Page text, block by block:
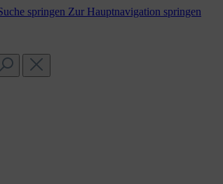
springen Zur Hauptnavigation springen